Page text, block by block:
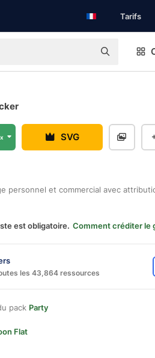
Tarifs
SVG
personnel et commercial avec
est obligatoire. Comment créditer le
les 43,864 ressources
pack Party
Flat